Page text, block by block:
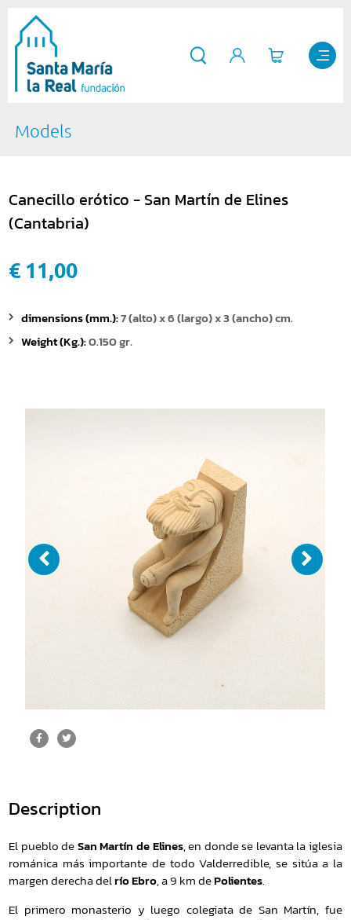
Models
Canecillo erótico - San Martín de Elines
(Cantabria)
€ 11,00
dimensions (mm.):7 (alto) x 6 (largo) x 3 (ancho) cm.
Weight (Kg.):0.150 gr.
Description
El pueblo deSan Martín de Elines, en donde se levanta la iglesia
románica más importante de todo Valderredible, se sitúa a la
margen derecha delrío Ebro, a 9 km dePolientes.
El primero monasterio y luego colegiata de San Martín, fue